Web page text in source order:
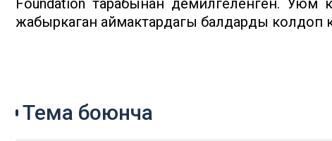
Foundation тарабынан демилгеленген. Уюм
жабыркаган аймактардагы балдарды колдоп
Тема боюнча